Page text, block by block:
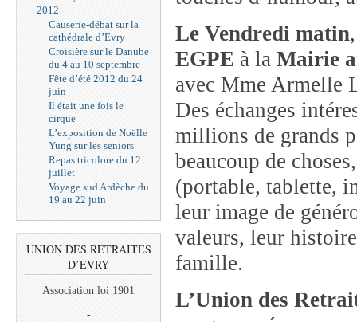
2012
Causerie-débat sur la
cathédrale d’Evry
Croisière sur le Danube
du 4 au 10 septembre
Fête d’été 2012 du 24
juin
Il était une fois le
cirque
L’exposition de Noëlle
Yung sur les seniors
Repas tricolore du 12
juillet
Voyage sud Ardèche du
19 au 22 juin
UNION DES RETRAITES
D’EVRY
Association loi 1901
-
Le Vendredi matin
EGPE à la Mairie
avec Mme Armelle
Des échanges
millions de grands
beaucoup de
(portable, tablette,
leur image de
valeurs, leur
famille.
L’Union des